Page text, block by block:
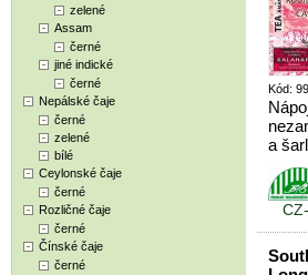
zelené
Assam
černé
jiné indické
černé
Nepálské čaje
černé
zelené
bílé
Ceylonské čaje
černé
Rozličné čaje
černé
Čínské čaje
černé
Kód:
a